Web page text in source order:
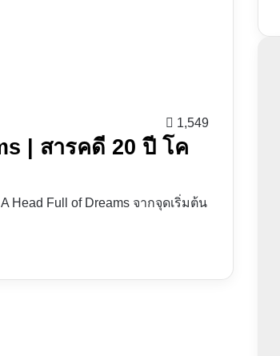
1,549
| สารคดี 20 ปี โค
Full of Dreams จากจุดเริ่มต้น